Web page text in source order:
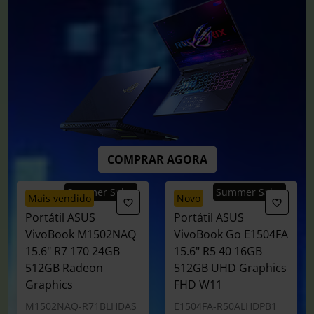
mais vendidoSummer Sales
Portátil ASUS
VivoBook M1502NAQ
15.6" R7 170 24GB
512GB Radeon
Graphics
M1502NAQ-R71BLHDAS
novo Summer Sales
Portátil ASUS
VivoBook Go E1504FA
15.6" R5 40 16GB
512GB UHD Graphics
FHD W11
E1504FA-R50ALHDPB1
COMPRAR AGORA